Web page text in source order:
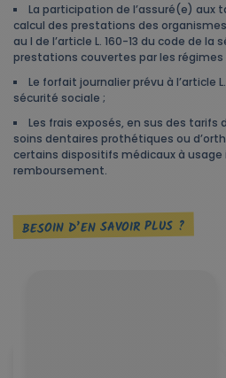
La participation de l’assuré(e) aux
calcul des prestations des
au I de l’article L. 160-13 du code de la
prestations couvertes par les régimes
Le forfait journalier prévu à l’article
sécurité sociale ;
Les frais exposés, en sus des tarifs
soins dentaires prothétiques ou
certains dispositifs médicaux à usage
remboursement.
BESOIN D’EN SAVOIR PLUS ?